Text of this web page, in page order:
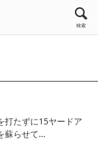
検索
打たずに15ヤードア
蘇らせて…